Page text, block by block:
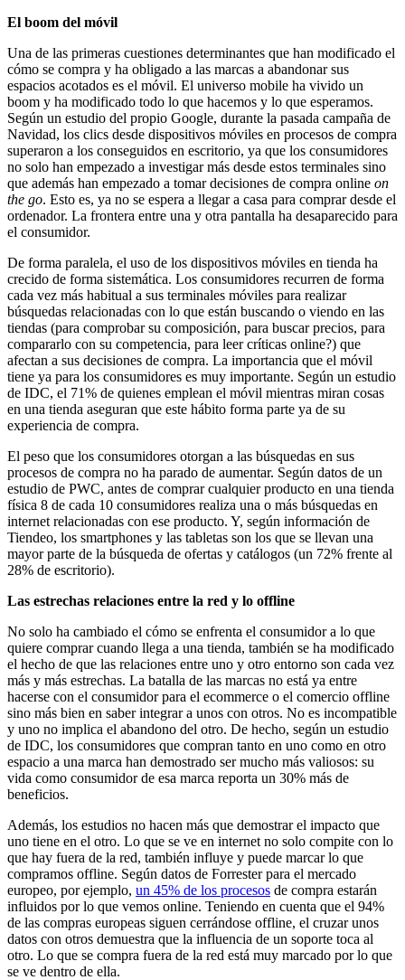
El boom del móvil
Una de las primeras cuestiones determinantes que han modificado el
cómo se compra y ha obligado a las marcas a abandonar sus
espacios acotados es el móvil. El universo mobile ha vivido un
boom y ha modificado todo lo que hacemos y lo que esperamos.
Según un estudio del propio Google, durante la pasada campaña de
Navidad, los clics desde dispositivos móviles en procesos de compra
superaron a los conseguidos en escritorio, ya que los consumidores
no solo han empezado a investigar más desde estos terminales sino
que además han empezado a tomar decisiones de compra online on
the go. Esto es, ya no se espera a llegar a casa para comprar desde el
ordenador. La frontera entre una y otra pantalla ha desaparecido para
el consumidor.
De forma paralela, el uso de los dispositivos móviles en tienda ha
crecido de forma sistemática. Los consumidores recurren de forma
cada vez más habitual a sus terminales móviles para realizar
búsquedas relacionadas con lo que están buscando o viendo en las
tiendas (para comprobar su composición, para buscar precios, para
compararlo con su competencia, para leer críticas online?) que
afectan a sus decisiones de compra. La importancia que el móvil
tiene ya para los consumidores es muy importante. Según un estudio
de IDC, el 71% de quienes emplean el móvil mientras miran cosas
en una tienda aseguran que este hábito forma parte ya de su
experiencia de compra.
El peso que los consumidores otorgan a las búsquedas en sus
procesos de compra no ha parado de aumentar. Según datos de un
estudio de PWC, antes de comprar cualquier producto en una tienda
física 8 de cada 10 consumidores realiza una o más búsquedas en
internet relacionadas con ese producto. Y, según información de
Tiendeo, los smartphones y las tabletas son los que se llevan una
mayor parte de la búsqueda de ofertas y catálogos (un 72% frente al
28% de escritorio).
Las estrechas relaciones entre la red y lo offline
No solo ha cambiado el cómo se enfrenta el consumidor a lo que
quiere comprar cuando llega a una tienda, también se ha modificado
el hecho de que las relaciones entre uno y otro entorno son cada vez
más y más estrechas. La batalla de las marcas no está ya entre
hacerse con el consumidor para el ecommerce o el comercio offline
sino más bien en saber integrar a unos con otros. No es incompatible
y uno no implica el abandono del otro. De hecho, según un estudio
de IDC, los consumidores que compran tanto en uno como en otro
espacio a una marca han demostrado ser mucho más valiosos: su
vida como consumidor de esa marca reporta un 30% más de
beneficios.
Además, los estudios no hacen más que demostrar el impacto que
uno tiene en el otro. Lo que se ve en internet no solo compite con lo
que hay fuera de la red, también influye y puede marcar lo que
compramos offline. Según datos de Forrester para el mercado
europeo, por ejemplo, un 45% de los procesos de compra estarán
influidos por lo que vemos online. Teniendo en cuenta que el 94%
de las compras europeas siguen cerrándose offline, el cruzar unos
datos con otros demuestra que la influencia de un soporte toca al
otro. Lo que se compra fuera de la red está muy marcado por lo que
se ve dentro de ella.